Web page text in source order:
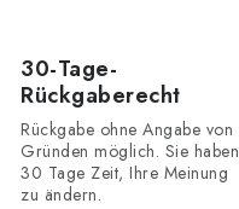
30-Tage-
Rückgaberecht
Rückgabe ohne Angabe von
Gründen möglich. Sie haben
30 Tage Zeit, Ihre Meinung
zu ändern.